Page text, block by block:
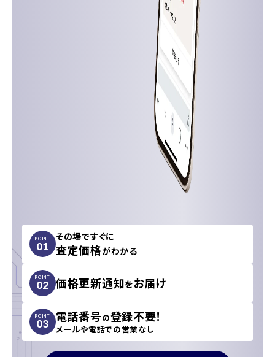
POINT
01
その場ですぐに
査定価格がわかる
POINT
02 価格更新通知をお届け
POINT
03 電話番号の登録不要！
メールや電話での営業なし